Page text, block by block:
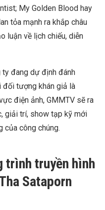
My Golden Blood hay
tỏa mạnh ra khắp châu
luận về lịch chiếu, diễn
ty đang dự định đánh
đối tượng khán giả là
điện ảnh, GMMTV sẽ ra
giải trí, show tạp kỹ mới
của công chúng.
trình truyền hình
Sataporn